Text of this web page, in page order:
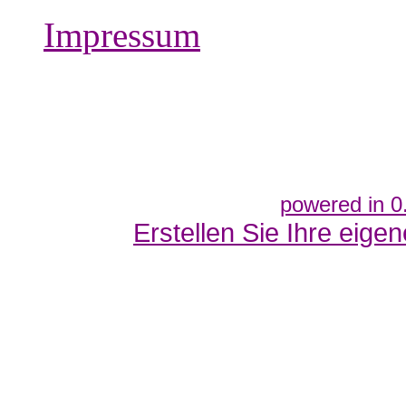
Impressum
powered in
Erstellen Sie Ihre